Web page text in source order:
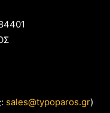
sales@typoparos.gr)